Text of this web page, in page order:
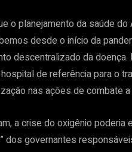
o planejamento da saúde
desde o início da
descentralizado da
de referência para o
nas ações de combate a
a crise do oxigênio poderia
dos governantes